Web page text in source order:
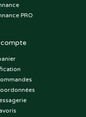
PRO